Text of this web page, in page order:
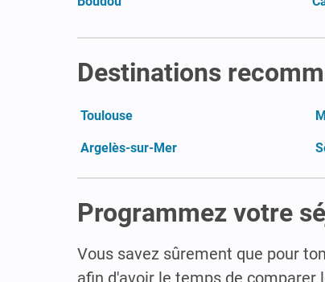
Destinations
Toulouse
Argelès-sur-Mer
Programmez votre
Vous savez sûrement que pour